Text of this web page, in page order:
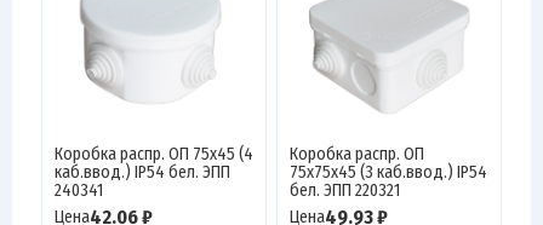
Коробка распр. ОП 75х45 (4
каб.ввод.) IP54 бел. ЭПП
240341
Цена42.06 ₽
Коробка распр. ОП
75х75х45 (3 каб.ввод.) IP54
бел. ЭПП 220321
Цена49.93 ₽